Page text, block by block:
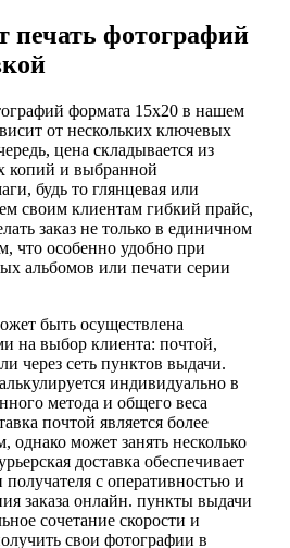
печать фотографий
формата 15х20 в нашем
от нескольких ключевых
цена складывается из
копий и выбранной
будь то глянцевая или
своим клиентам гибкий прайс,
заказ не только в единичном
что особенно удобно при
альбомов или печати серии
быть осуществлена
на выбор клиента: почтой,
через сеть пунктов выдачи.
индивидуально в
метода и общего веса
почтой является более
может занять несколько
доставка обеспечивает
с оперативностью и
заказа онлайн. пункты выдачи
сочетание скорости и
свои фотографии в